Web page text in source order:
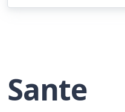
Sante